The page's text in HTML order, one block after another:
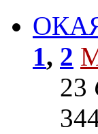
1, 2
23